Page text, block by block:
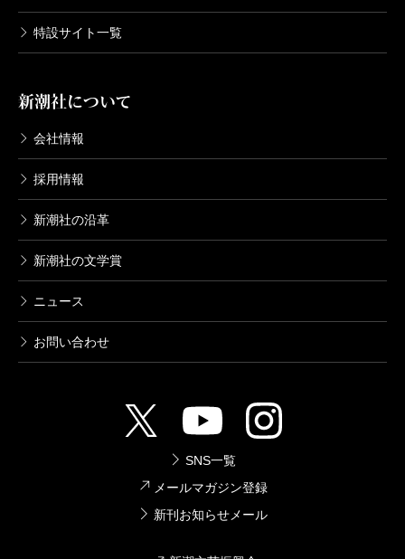
特設サイト一覧
新潮社について
会社情報
採用情報
新潮社の沿革
新潮社の文学賞
ニュース
お問い合わせ
SNS一覧
メールマガジン登録
新刊お知らせメール